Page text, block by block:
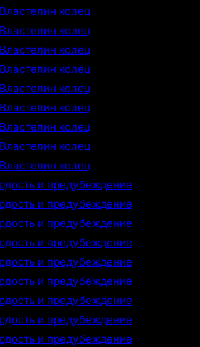
колец
колец
колец
колец
колец
колец
колец
колец
колец
и предубеждение
и предубеждение
и предубеждение
и предубеждение
и предубеждение
и предубеждение
и предубеждение
и предубеждение
и предубеждение